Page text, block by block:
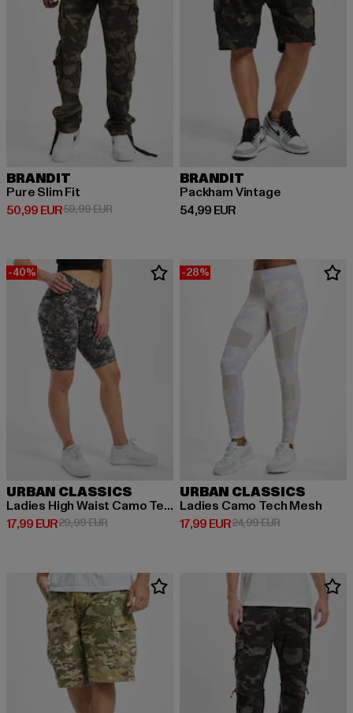
BRANDIT
Pure Slim Fit
50,99 EUR
Derzeitiger Preis: 50,99 EUR
59,99 EURAktionspreis: 59,99 EUR
BRANDIT
Packham Vintage
54,99 EUR
Derzeitiger Preis: 54,99 EUR
-40%
URBAN CLASSICS
Ladies High Waist Camo Tech Cycle
17,99 EUR
Derzeitiger Preis: 17,99 EUR
29,99 EURAktionspreis: 29,99 EUR
-28%
URBAN CLASSICS
Ladies Camo Tech Mesh
17,99 EUR
Derzeitiger Preis: 17,99 EUR
24,99 EURAktionspreis: